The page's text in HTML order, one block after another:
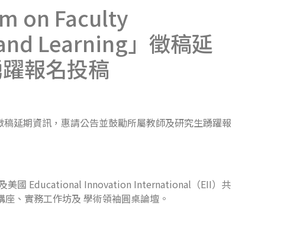
on Faculty
Learning」徵稿延
報名投稿
延期資訊，惠請公告並鼓勵所屬教師及研究生踴躍報
美國 Educational Innovation International（EII）共
、實務工作坊及 學術領袖圓桌論壇。